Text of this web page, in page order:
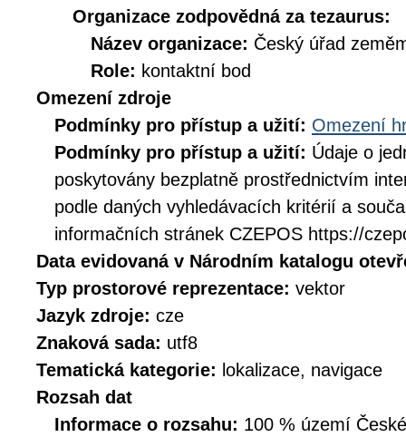
Organizace zodpovědná za tezaurus:
Název organizace: Český úřad
Role: kontaktní bod
Omezení zdroje
Podmínky pro přístup a užití: Omezení
Podmínky pro přístup a užití: Údaje o
poskytovány bezplatně prostřednictvím
podle daných vyhledávacích kritérií a
informačních stránek CZEPOS https://
Data evidovaná v Národním katalogu
Typ prostorové reprezentace: vektor
Jazyk zdroje: cze
Znaková sada: utf8
Tematická kategorie: lokalizace, navigace
Rozsah dat
Informace o rozsahu: 100 % území